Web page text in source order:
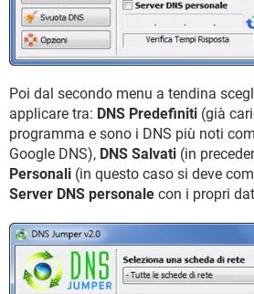
Poi dal secondo menu a tendina
applicare tra: DNS Predefiniti (già
programma e sono i DNS più noti
Google DNS), DNS Salvati (in
Personali (in questo caso si deve
Server DNS personale con i propri